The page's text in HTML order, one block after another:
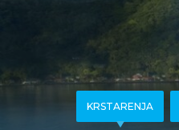
KRSTARENJA